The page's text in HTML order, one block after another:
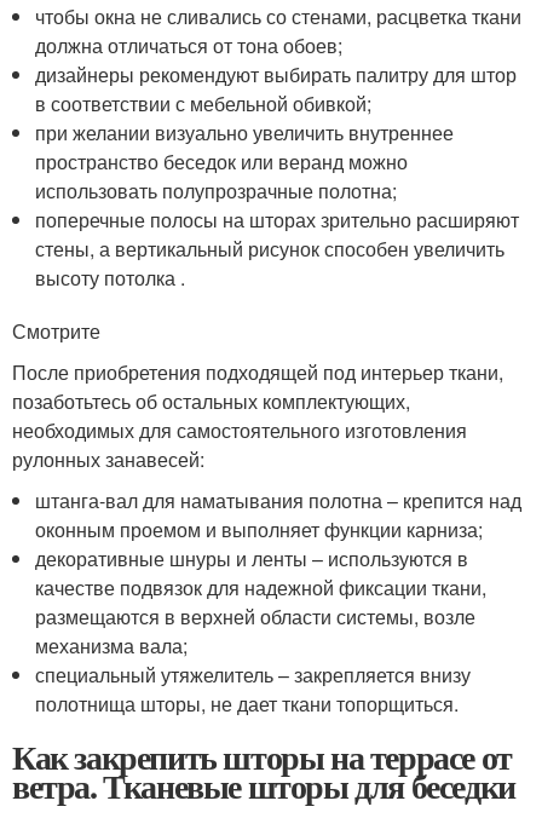
чтобы окна не сливались со стенами, расцветка ткани
должна отличаться от тона обоев;
дизайнеры рекомендуют выбирать палитру для штор
в соответствии с мебельной обивкой;
при желании визуально увеличить внутреннее
пространство беседок или веранд можно
использовать полупрозрачные полотна;
поперечные полосы на шторах зрительно расширяют
стены, а вертикальный рисунок способен увеличить
высоту потолка .
Смотрите
После приобретения подходящей под интерьер ткани,
позаботьтесь об остальных комплектующих,
необходимых для самостоятельного изготовления
рулонных занавесей:
штанга-вал для наматывания полотна – крепится над
оконным проемом и выполняет функции карниза;
декоративные шнуры и ленты – используются в
качестве подвязок для надежной фиксации ткани,
размещаются в верхней области системы, возле
механизма вала;
специальный утяжелитель – закрепляется внизу
полотнища шторы, не дает ткани топорщиться.
Как закрепить шторы на террасе от
ветра. Тканевые шторы для беседки